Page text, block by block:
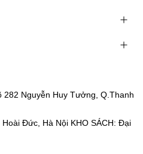
282 Nguyễn Huy Tưởng, Q.Thanh
Đức, Hà Nội KHO SÁCH: Đại